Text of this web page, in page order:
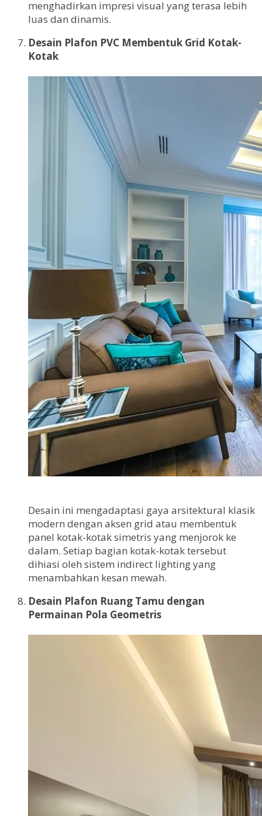
menghadirkan impresi visual yang terasa lebih
luas dan dinamis.
Desain Plafon PVC Membentuk Grid Kotak-
Kotak
Desain ini mengadaptasi gaya arsitektural klasik
modern dengan aksen grid atau membentuk
panel kotak-kotak simetris yang menjorok ke
dalam. Setiap bagian kotak-kotak tersebut
dihiasi oleh sistem indirect lighting yang
menambahkan kesan mewah.
Desain Plafon Ruang Tamu dengan
Permainan Pola Geometris